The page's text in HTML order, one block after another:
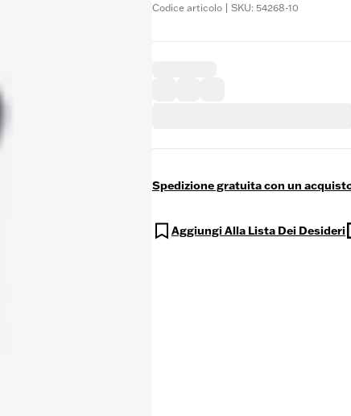
Codice articolo | SKU: 54268-10
Spedizione gratuita con un
Aggiungi Alla Lista Dei Desideri